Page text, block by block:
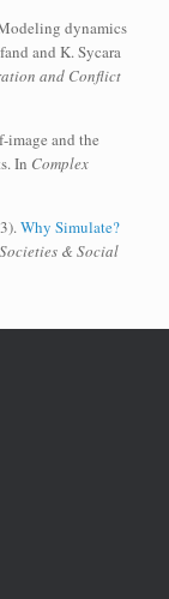
dynamics
and K. Sycara
and Conflict
image and the
In Complex
Why Simulate?
& Social